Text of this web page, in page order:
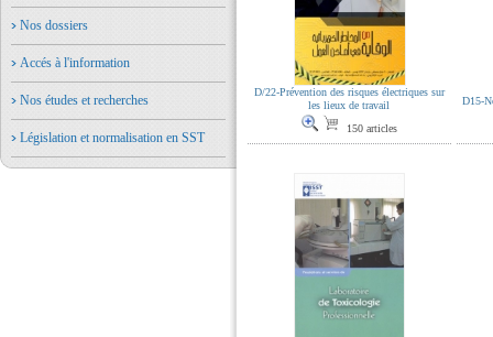
Nos dossiers
Accés à l'information
Nos études et recherches
Législation et normalisation en SST
D/22-Prévention des risques électriques sur
les lieux de travail
150 articles
D15-